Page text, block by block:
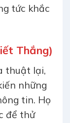
tức khắc
Thắng)
thuật lại,
những
tin. Họ
để thử